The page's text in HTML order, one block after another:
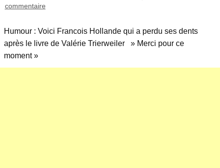
commentaire
Humour : Voici Francois Hollande qui a perdu ses dents
après le livre de Valérie Trierweiler » Merci pour ce
moment »